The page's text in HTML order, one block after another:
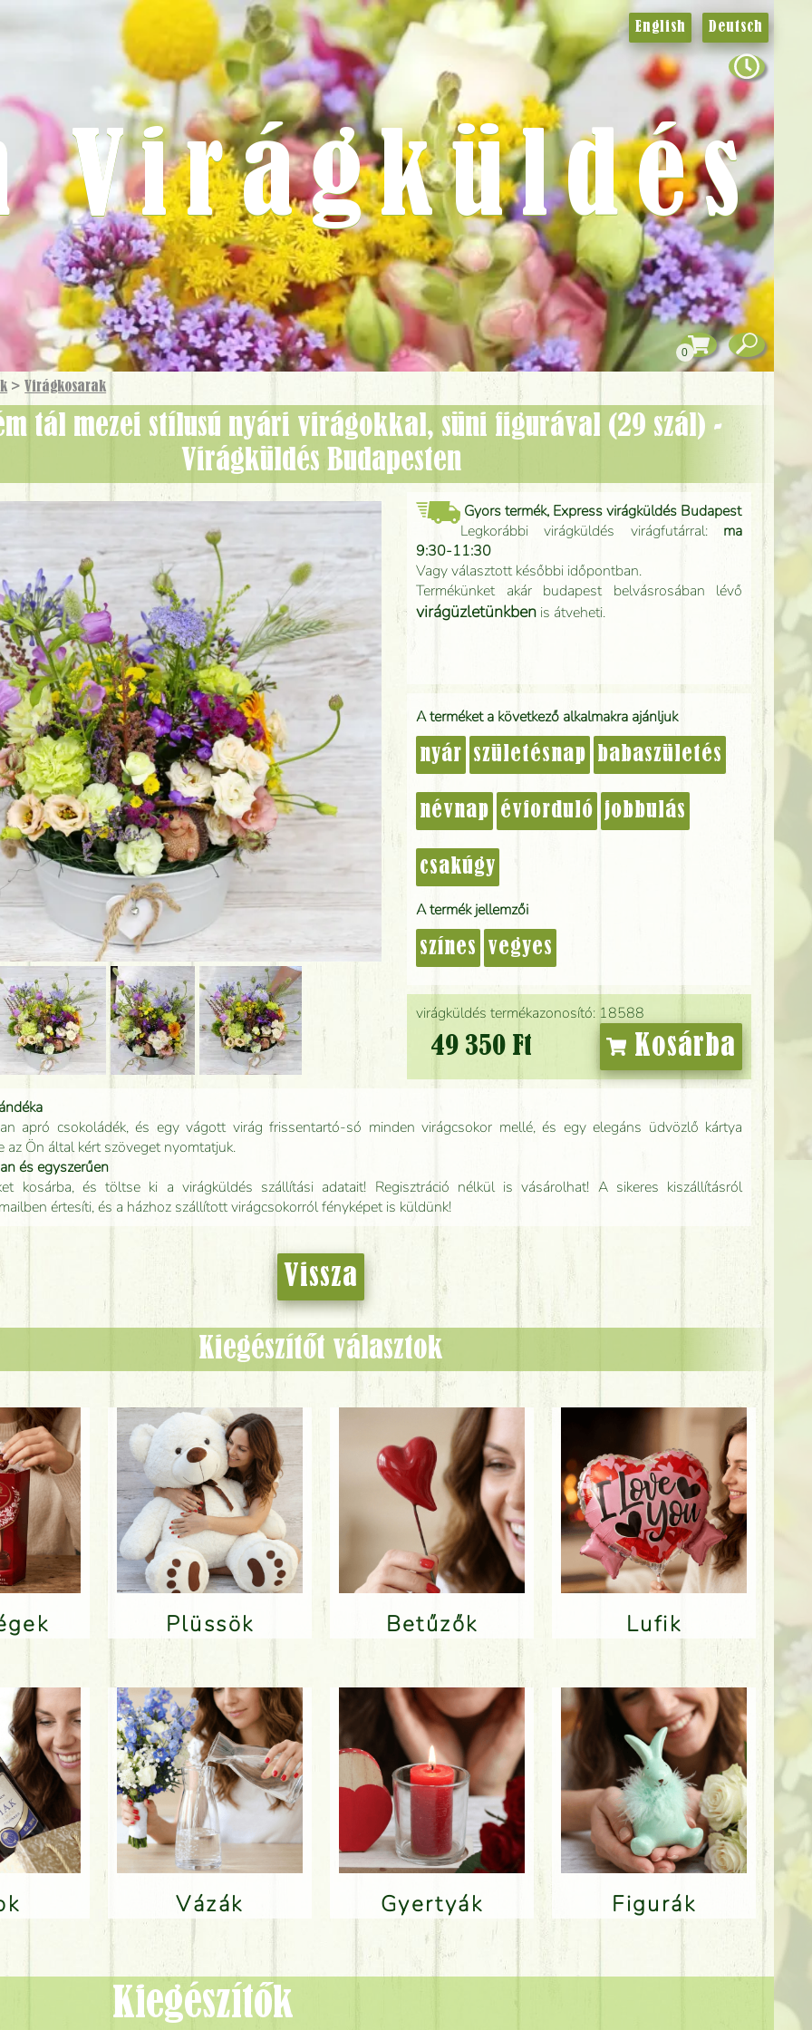
> Virág­kosarak
Virágküldés Budapesten
virágküldés termékazonosító: 18588
49 350 Ft Kosárba
Gyors termék, Express virágküldés Budapest
Legkorábbi virágküldés virágfutárral: ma
9:30-11:30
Vagy választott későbbi időpontban.
Termékünket akár budapest belvásrosában lévő
virágüzletünkben is átveheti.
A terméket a következő alkalmakra ajánljuk
nyár születésnap babaszületés
névnap évforduló jobbulás
csakúgy
A termék jellemzői
színes vegyes
apró csokoládék, és egy vágott virág frissentartó-só minden virágcsokor mellé, és egy elegáns üdvözlő kártya
az Ön által kért szöveget nyomtatjuk.
és egyszerűen
kosárba, és töltse ki a virágküldés szállítási adatait! Regisztráció nélkül is vásárolhat! A sikeres kiszállításról
értesíti, és a házhoz szállított virágcsokorról fényképet is küldünk!
Vissza
Kiegészítőt választok
Plüssök Betűzők Lufik
Vázák Gyertyák Figurák
English Deutsch
Virágküldés
0
Kiegészítők